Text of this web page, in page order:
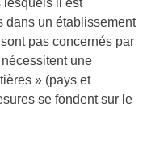
lesquels il est
dans un établissement
pas concernés par
une
» (pays et
se fondent sur le